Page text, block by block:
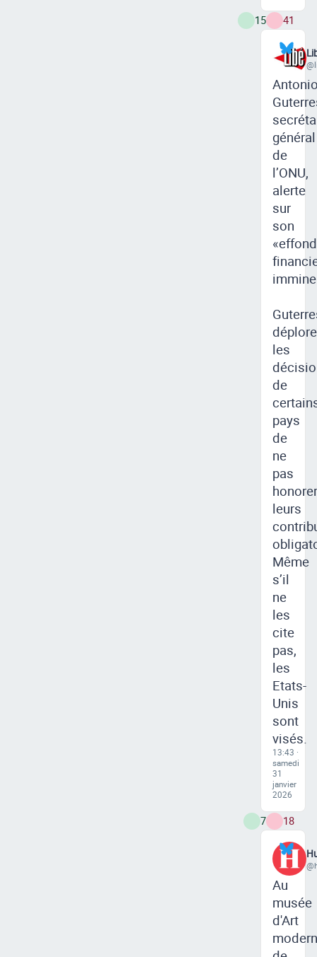
15 41
général
de
l’ONU,
alerte
sur
son
déplore
les
de
pays
de
ne
pas
honorer
leurs
Même
s’il
ne
les
cite
pas,
les
Etats-
Unis
sont
visés.
13:43 ·
samedi
31
janvier
2026
7 18
Au
musée
d'Art